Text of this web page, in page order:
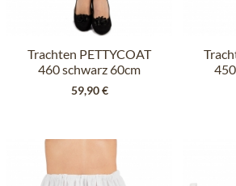
Trachten PETTYCOAT
460 schwarz 60cm
59,90 €